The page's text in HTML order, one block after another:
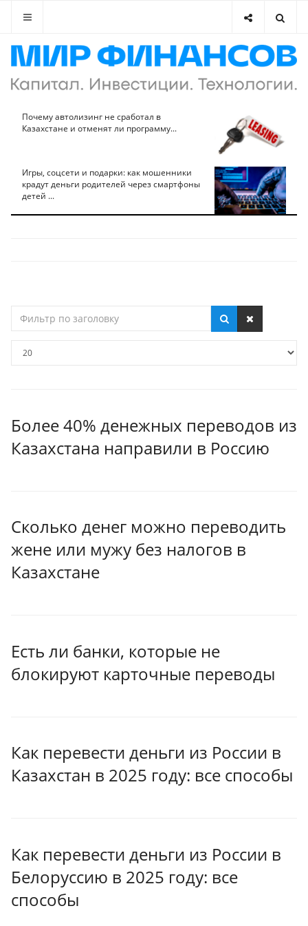
Почему автолизинг не сработал в
Казахстане и отменят ли программу...
Игры, соцсети и подарки: как мошенники
крадут деньги родителей через смартфоны
детей ...
по
Более 40% денежных переводов из
Казахстана направили в Россию
Сколько денег можно переводить
жене или мужу без налогов в
Казахстане
Есть ли банки, которые не
блокируют карточные переводы
Как перевести деньги из России в
Казахстан в 2025 году: все способы
Как перевести деньги из России в
Белоруссию в 2025 году: все
способы